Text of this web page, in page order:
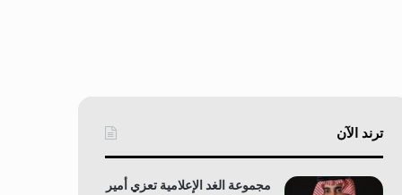
ترند الآن
مجموعة الغد الإعلامية تعزي أمير